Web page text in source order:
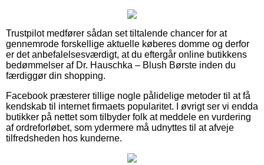
Trustpilot medfører sådan set tiltalende chancer for at
gennemrode forskellige aktuelle køberes domme og derfor
er det anbefalelsesværdigt, at du eftergår online butikkens
bedømmelser af Dr. Hauschka – Blush Børste inden du
færdiggør din shopping.
Facebook præsterer tillige nogle pålidelige metoder til at få
kendskab til internet firmaets popularitet. I øvrigt ser vi endda
butikker på nettet som tilbyder folk at meddele en vurdering
af ordreforløbet, som ydermere må udnyttes til at afveje
tilfredsheden hos kunderne.